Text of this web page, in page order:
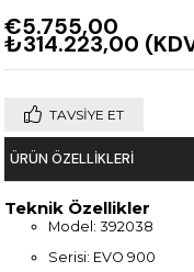
€5.755,00
₺314.223,00
TAVSIYE ET
ÜRÜN ÖZELLIKLERI
Teknik Özellikler
Model: 392038
Serisi: EVO 900